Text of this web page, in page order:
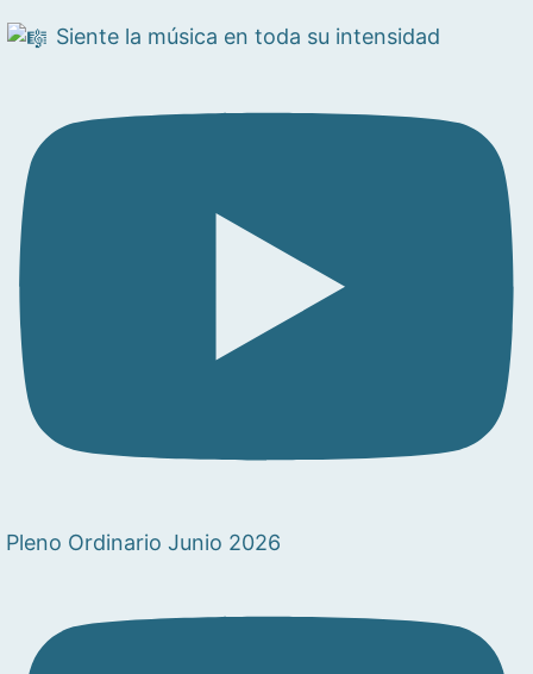
Siente la música en toda su intensidad
Pleno Ordinario Junio 2026